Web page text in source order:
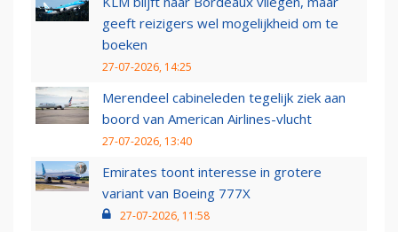
geeft reizigers wel mogelijkheid om te
boeken
27-07-2026, 14:25
Merendeel cabineleden tegelijk ziek aan
boord van American Airlines-vlucht
27-07-2026, 13:40
Emirates toont interesse in grotere
variant van Boeing 777X
27-07-2026, 11:58